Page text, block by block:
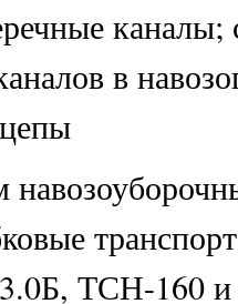
в
ТСН-160 и